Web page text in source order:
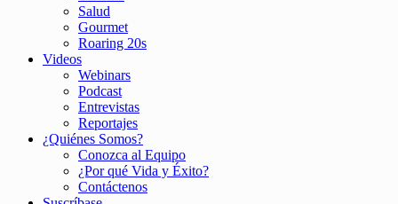
Salud
Gourmet
Roaring 20s
Videos
Webinars
Podcast
Entrevistas
Reportajes
¿Quiénes Somos?
Conozca al Equipo
¿Por qué Vida y Éxito?
Contáctenos